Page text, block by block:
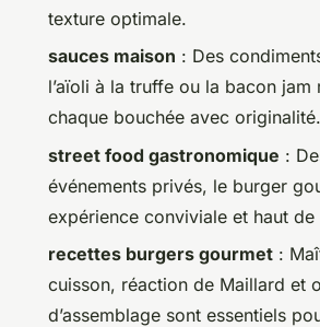
texture optimale.
sauces maison : Des
l’aïoli à la truffe ou la bacon jam
chaque bouchée avec originalité.
street food gastronomique :
événements privés, le burger
expérience conviviale et haut de
recettes burgers gourmet :
cuisson, réaction de Maillard et
d’assemblage sont essentiels